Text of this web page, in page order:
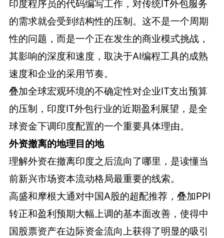
印度程序员的代码编写工作，对传统IT外包服务
的需求就会受到结构性的压制。这不是一个周期
性的问题，而是一个正在发生的商业模式挑战，
其影响的深度和速度，取决于AI编程工具的成熟
速度和企业的采用节奏。
叠加全球宏观环境的不确定性对企业IT支出预算
的压制，印度IT外包行业的近期盈利展望，是全
球资金下调印度配置的一个重要具体理由。
外资撤离的地理目的地
理解外资在撤离印度之后流向了哪里，是读懂当
前新兴市场资本流动格局最重要的线索。
高盛和摩根大通对中国A股的超配推荐，叠加PPI
转正和盈利预期大幅上调的基本面改善，使得中
国股票资产在边际资金流向上获得了明显的吸引